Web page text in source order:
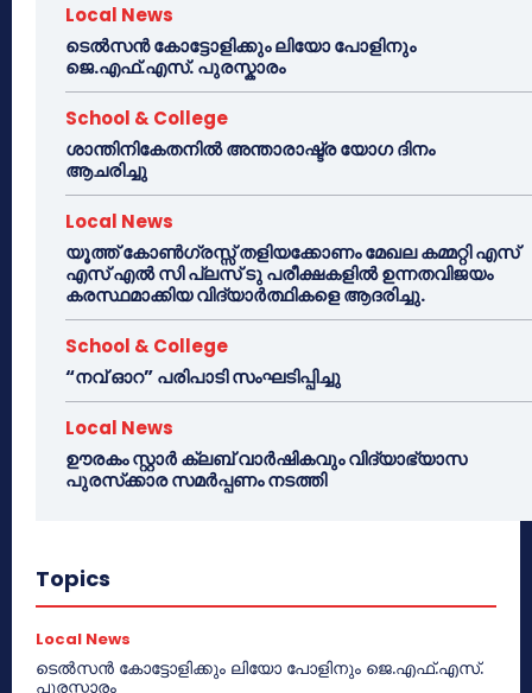
Local News
ടെൽസൻ കോട്ടോളിക്കും ലിയോ പോളിനും
ജെ.എഫ്.എസ്. പുരസ്കാരം
School & College
ശാന്തിനികേതനിൽ അന്താരാഷ്ട്ര യോഗ ദിനം
ആചരിച്ചു
Local News
യൂത്ത് കോൺഗ്രസ്സ് തളിയക്കോണം മേഖല കമ്മറ്റി എസ്
എസ് എൽ സി പ്ലസ് ടു പരീക്ഷകളിൽ ഉന്നതവിജയം
കരസ്ഥമാക്കിയ വിദ്യാർത്ഥികളെ ആദരിച്ചു.
School & College
“നവ് ഓറ” പരിപാടി സംഘടിപ്പിച്ചു
Local News
ഊരകം സ്റ്റാർ ക്ലബ് വാർഷികവും വിദ്യാഭ്യാസ
പുരസ്‌ക്കാര സമർപ്പണം നടത്തി
Topics
Local News
ടെൽസൻ കോട്ടോളിക്കും ലിയോ പോളിനും ജെ.എഫ്.എസ്.
പുരസ്കാരം